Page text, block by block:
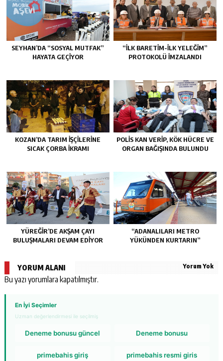
SEYHAN’DA “SOSYAL MUTFAK”
HAYATA GEÇİYOR
“İLK BARETİM-İLK YELEĞİM”
PROTOKOLÜ İMZALANDI
KOZAN’DA TARIM IŞÇILERINE
SICAK ÇORBA IKRAMI
POLİS KAN VERİP, KÖK HÜCRE VE
ORGAN BAĞIŞINDA BULUNDU
YÜREĞİR’DE AKŞAM ÇAYI
BULUŞMALARI DEVAM EDİYOR
“ADANALILARI METRO
YÜKÜNDEN KURTARIN”
YORUM ALANI Yorum Yok
Bu yazı yorumlara kapatılmıştır.
En İyi Seçimler
Uzman değerlendirmesi ile seçilmiş
Deneme bonusu güncel Deneme bonusu
primebahis giriş primebahis resmi giris